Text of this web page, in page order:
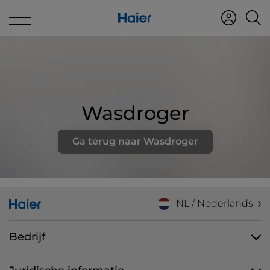
Wasdroger
Ga terug naar Wasdroger
NL / Nederlands
Bedrijf